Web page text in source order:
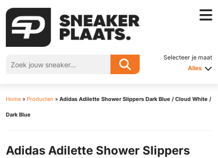
Selecteer je maat
Alles
Home » Producten » Adidas Adilette Shower Slippers Dark Blue / Cloud White /
Dark Blue
Adidas Adilette Shower Slippers